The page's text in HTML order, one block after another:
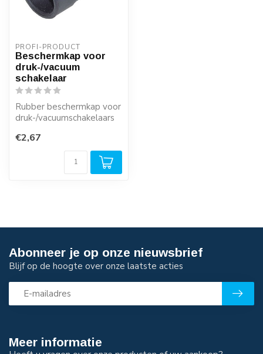
PROFI-PRODUCT
Beschermkap voor
druk-/vacuum
schakelaar
Rubber beschermkap voor
druk-/vacuumschakelaars
€2,67
Meer informatie
Abonneer je op onze nieuwsbrief
Blijf op de hoogte over onze laatste acties